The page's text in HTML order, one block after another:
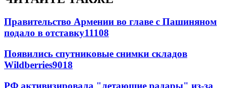
Правительство Армении во главе с Пашиняном
подало в отставку11108
Появились спутниковые снимки складов
Wildberries9018
РФ активизировала "летающие радары" из-за